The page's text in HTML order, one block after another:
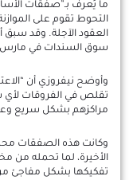
ما يُعرف بـ”صفقات
التحوط تقوم على
العقود الآجلة. وقد سبق
سوق السندات في مارس 2020.
وأوضح نيفروزي أن
تقلص في الفروقات لأي
مراكزهم بشكل سريع
وكانت هذه الصفقات
الأخيرة، لما تحمله من
تفكيكها بشكل مفاجئ